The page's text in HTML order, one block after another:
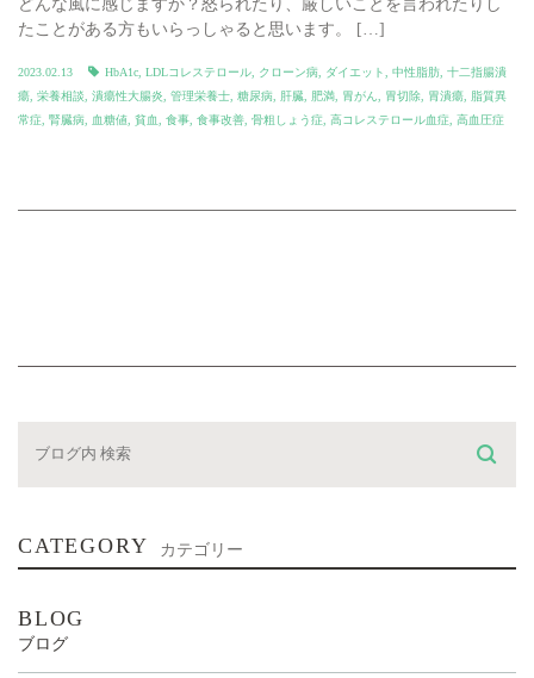
どんな風に感じますか？怒られたり、厳しいことを言われたりし
たことがある方もいらっしゃると思います。 […]
2023.02.13 HbA1c LDLコレステロール クローン病 ダイエット 中性脂肪 十二指腸潰
瘍 栄養相談 潰瘍性大腸炎 管理栄養士 糖尿病 肝臓 肥満 胃がん 胃切除 胃潰瘍
脂質異
常症 腎臓病 血糖値 貧血 食事 食事改善 骨粗しょう症 高コレステロール血症 高血圧症
CATEGORY カテゴリー
BLOG
ブログ